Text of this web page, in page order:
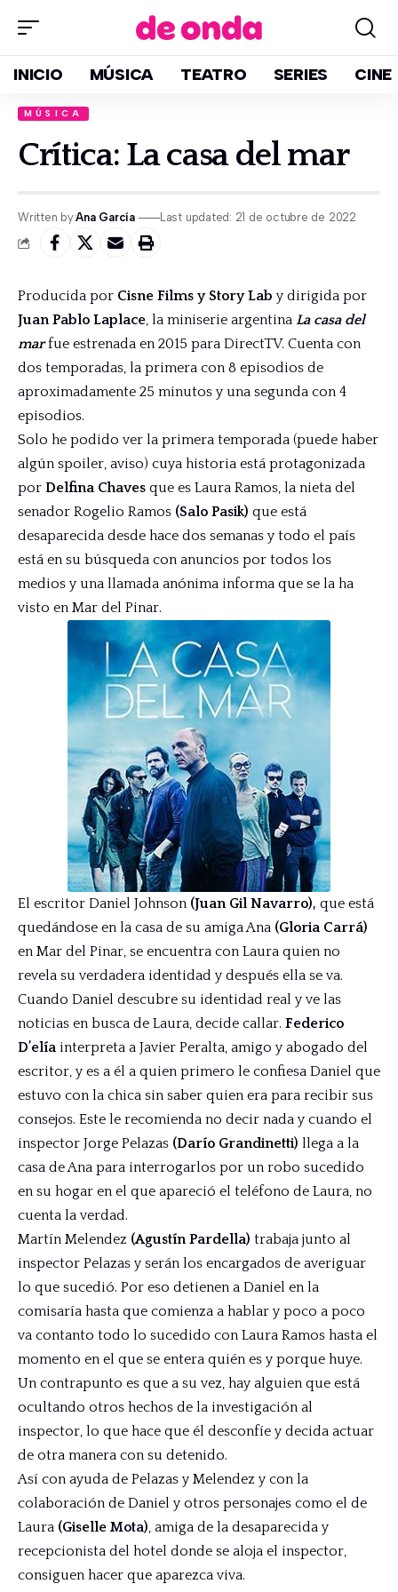
INICIO MÚSICA TEATRO SERIES CINE
MÚSICA
Crítica: La casa del mar
Written by:Ana García Last updated: 21 de octubre de 2022
Producida por Cisne Films y Story Lab y dirigida por
Juan Pablo Laplace, la miniserie argentina La casa del
marfue estrenada en 2015 para DirectTV. Cuenta con
dos temporadas, la primera con 8 episodios de
aproximadamente 25 minutos y una segunda con 4
episodios.
Solo he podido ver la primera temporada (puede haber
algún spoiler, aviso) cuya historia está protagonizada
por Delfina Chaves que es Laura Ramos, la nieta del
senador Rogelio Ramos (Salo Pasik) que está
desaparecida desde hace dos semanas y todo el país
está en su búsqueda con anuncios por todos los
medios y una llamada anónima informa que se la ha
visto en Mar del Pinar.
El escritor Daniel Johnson (Juan Gil Navarro), que está
quedándose en la casa de su amiga Ana (Gloria Carrá)
en Mar del Pinar, se encuentra con Laura quien no
revela su verdadera identidad y después ella se va.
Cuando Daniel descubre su identidad real y ve las
noticias en busca de Laura, decide callar. Federico
D’elía interpreta a Javier Peralta, amigo y abogado del
escritor, y es a él a quien primero le confiesa Daniel que
estuvo con la chica sin saber quien era para recibir sus
consejos. Este le recomienda no decir nada y cuando el
inspector Jorge Pelazas (Darío Grandinetti) llega a la
casa de Ana para interrogarlos por un robo sucedido
en su hogar en el que apareció el teléfono de Laura, no
cuenta la verdad.
Martín Melendez (Agustín Pardella) trabaja junto al
inspector Pelazas y serán los encargados de averiguar
lo que sucedió. Por eso detienen a Daniel en la
comisaría hasta que comienza a hablar y poco a poco
va contanto todo lo sucedido con Laura Ramos hasta el
momento en el que se entera quién es y porque huye.
Un contrapunto es que a su vez, hay alguien que está
ocultando otros hechos de la investigación al
inspector, lo que hace que él desconfíe y decida actuar
de otra manera con su detenido.
Así con ayuda de Pelazas y Melendez y con la
colaboración de Daniel y otros personajes como el de
Laura (Giselle Mota), amiga de la desaparecida y
recepcionista del hotel donde se aloja el inspector,
consiguen hacer que aparezca viva.